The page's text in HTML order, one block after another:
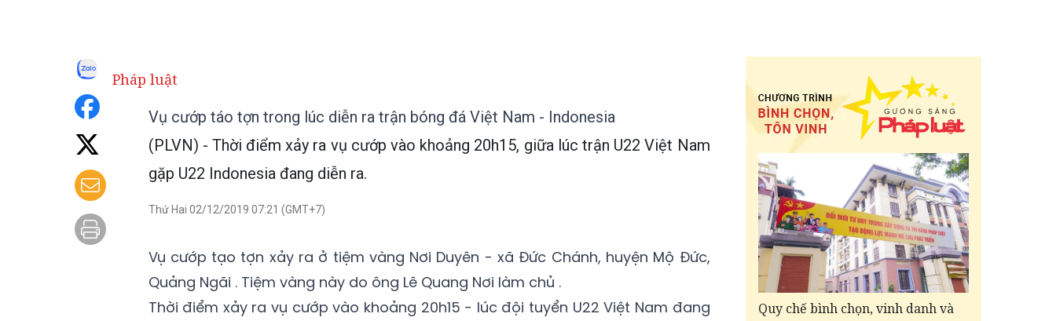
Pháp luật
Vụ cướp táo tợn trong lúc diễn ra trận bóng đá Việt Nam - Indonesia
(PLVN) - Thời điểm xảy ra vụ cướp vào khoảng 20h15, giữa lúc trận U22 Việt Nam
gặp U22 Indonesia đang diễn ra.
Thứ Hai 02/12/2019 07:21 (GMT+7)
Vụ cướp tạo tợn xảy ra ở tiệm vàng Nơi Duyên - xã Đức Chánh, huyện Mộ Đức,
Quảng Ngãi . Tiệm vàng này do ông Lê Quang Nơi làm chủ .
Thời điểm xảy ra vụ cướp vào khoảng 20h15 - lúc đội tuyển U22 Việt Nam đang
Quy chế bình chọn, vinh danh và